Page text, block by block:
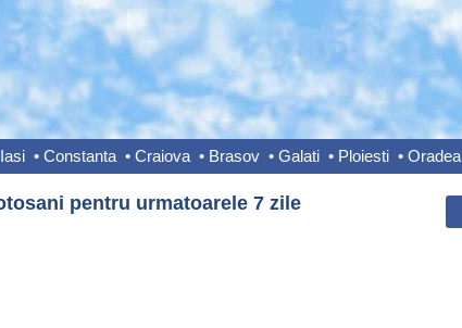
Iasi • Constanta • Craiova • Brasov • Galati • Ploiesti • Oradea
pentru urmatoarele 7 zile